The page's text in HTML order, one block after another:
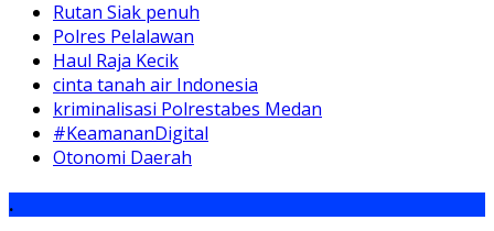
Next
Breaking News